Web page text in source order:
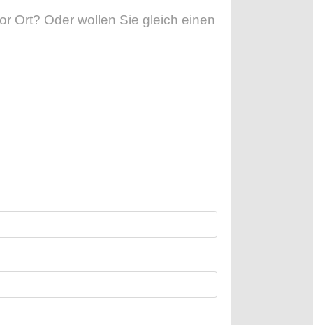
Ort? Oder wollen Sie gleich einen